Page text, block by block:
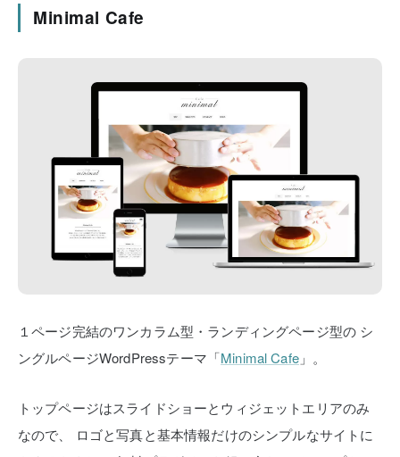
Minimal Cafe
１ページ完結のワンカラム型・ランディングページ型の シ
ングルページWordPressテーマ「Minimal Cafe」。
トップページはスライドショーとウィジェットエリアのみ
なので、
ロゴと写真と基本情報だけのシンプルなサイトに